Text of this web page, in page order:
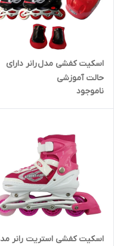
اسکیت کفشی مدل رانر دارای
حالت آموزشی
ناموجود
اسکیت کفشی استریت رانر